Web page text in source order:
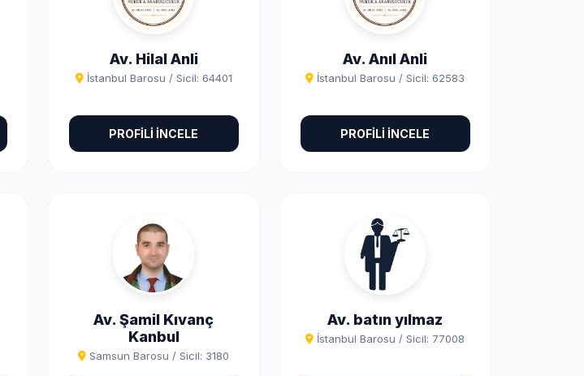
Av. Hilal Anli
İstanbul Barosu / Sicil: 64401
PROFİLİ İNCELE
Av. Anıl Anli
İstanbul Barosu / Sicil: 62583
PROFİLİ İNCELE
Av. Şamil Kıvanç
Kanbul
Samsun Barosu / Sicil: 3180
Av. batın yılmaz
İstanbul Barosu / Sicil: 77008